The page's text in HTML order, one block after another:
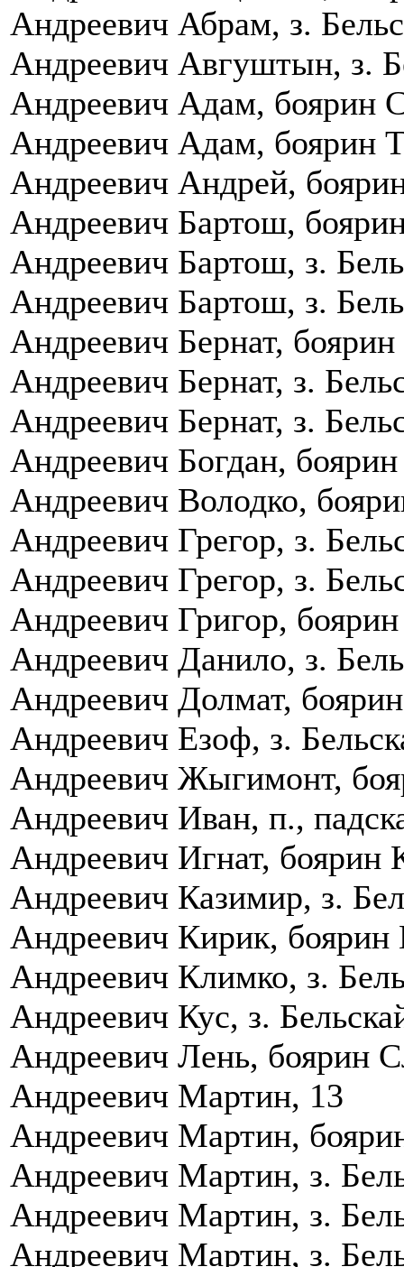
Андреевич Абрам, з.
Андреевич Авгуштын, з.
Андреевич Адам, боярин
Андреевич Адам, боярин
Андреевич Андрей,
Андреевич Бартош,
Андреевич Бартош, з.
Андреевич Бартош, з.
Андреевич Бернат,
Андреевич Бернат, з.
Андреевич Бернат, з.
Андреевич Богдан,
Андреевич Володко,
Андреевич Грегор, з.
Андреевич Грегор, з.
Андреевич Григор,
Андреевич Данило, з.
Андреевич Долмат,
Андреевич Езоф, з.
Андреевич Жыгимонт,
Андреевич Иван, п.,
Андреевич Игнат, боярин
Андреевич Казимир, з.
Андреевич Кирик, боярин
Андреевич Климко, з.
Андреевич Кус, з.
Андреевич Лень, боярин
Андреевич Мартин, 13
Андреевич Мартин,
Андреевич Мартин, з.
Андреевич Мартин, з.
Андреевич Мартин, з.